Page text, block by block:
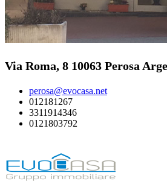
Via Roma, 8 10063 Perosa
perosa@evocasa.net
012181267
3311914346
0121803792